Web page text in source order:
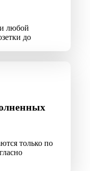
любой
до
только по